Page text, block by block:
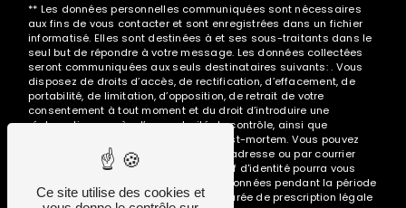
** Les données personnelles communiquées sont nécessaires
aux fins de vous contacter et sont enregistrées dans un fichier
informatisé. Elles sont destinées à et ses sous-traitants dans le
seul but de répondre à votre message. Les données collectées
seront communiquées aux seuls destinataires suivants: . Vous
disposez de droits d’accès, de rectification, d’effacement, de
portabilité, de limitation, d’opposition, de retrait de votre
consentement à tout moment et du droit d’introduire une
réclamation auprès d’une autorité de contrôle, ainsi que
d’organiser le sort de vos données post-mortem. Vous pouvez
exercer ces droits par voie postale à l'adresse ou par courrier
électronique à l'adresse . Un justificatif d'identité pourra vous
être demandé. Nous conservons vos données pendant la période
de prise de contact puis pendant la durée de prescription légale
Ce site utilise des cookies et